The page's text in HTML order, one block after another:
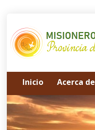
Inicio Acerca